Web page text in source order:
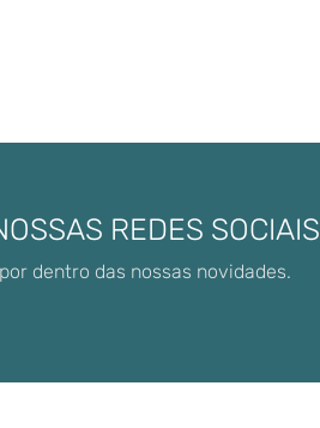
REDES SOCIAIS
dentro das nossas novidades.